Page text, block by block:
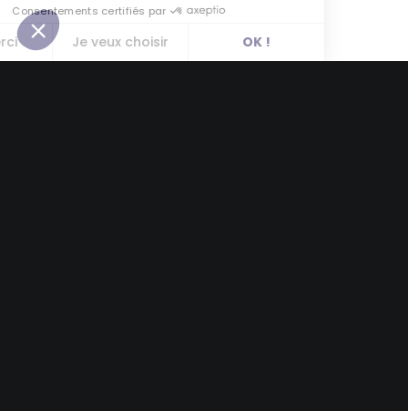
Consentements certifiés par
Non merci Je veux choisir